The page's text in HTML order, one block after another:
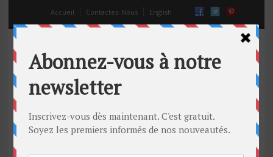
Accueil Contactez-Nous English